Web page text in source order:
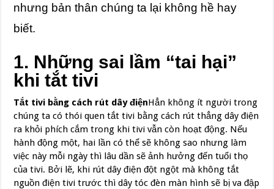
nhưng bản thân chúng ta lại không hề hay
biết.
1. Những sai lầm “tai hại”
khi tắt tivi
Tắt tivi bằng cách rút dây điệnHẳn không ít người trong
chúng ta có thói quen tắt tivi bằng cách rút thẳng dây điện
ra khỏi phích cắm trong khi tivi vẫn còn hoạt động. Nếu
hành động một, hai lần có thể sẽ không sao nhưng làm
việc này mỗi ngày thì lâu dần sẽ ảnh hưởng đến tuổi thọ
của tivi. Bởi lẽ, khi rút dây điện đột ngột mà không tắt
nguồn điện tivi trước thì dây tóc đèn màn hình sẽ bị va đập